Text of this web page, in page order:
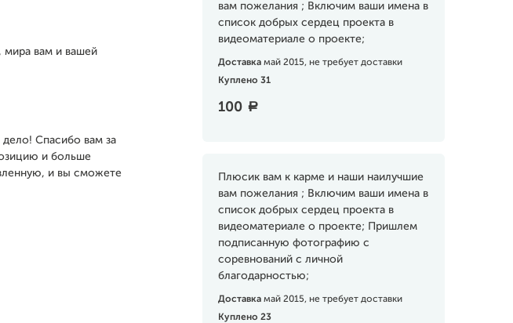
вам пожелания ; Включим ваши имена в
список добрых сердец проекта в
видеоматериале о проекте;
Доставка май 2015, не требует доставки
Куплено 31
100 a
Плюсик вам к карме и наши наилучшие
вам пожелания ; Включим ваши имена в
список добрых сердец проекта в
видеоматериале о проекте; Пришлем
подписанную фотографию с
соревнований с личной
благодарностью;
Доставка май 2015, не требует доставки
Куплено 23
мира вам и вашей
дело! Спасибо вам за
и больше
и вы сможете